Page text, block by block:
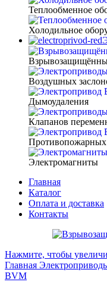
Теплообменное
Холодильное
Воздушных
Дымоудаления
Клапанов
Противопожарных
Электромагниты
Главная
Каталог
Оплата и доставка
Контакты
Нажмите, чтобы
Главная
BVM